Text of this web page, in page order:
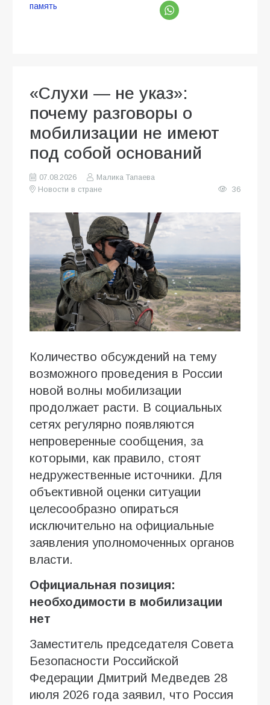
память
«Слухи — не указ»:
почему разговоры о
мобилизации не имеют
под собой оснований
07.08.2026
Малика Тапаева
Новости в стране
36
Количество обсуждений на тему
возможного проведения в России
новой волны мобилизации
продолжает расти. В социальных
сетях регулярно появляются
непроверенные сообщения, за
которыми, как правило, стоят
недружественные источники. Для
объективной оценки ситуации
целесообразно опираться
исключительно на официальные
заявления уполномоченных органов
власти.
Официальная позиция:
необходимости в мобилизации
нет
Заместитель председателя Совета
Безопасности Российской
Федерации Дмитрий Медведев 28
июля 2026 года заявил, что Россия